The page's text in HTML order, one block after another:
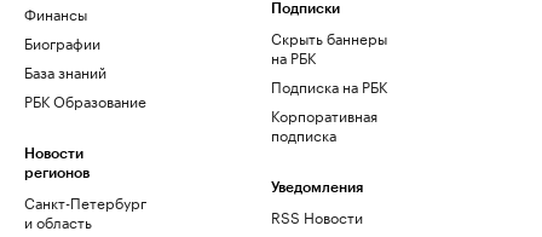
Финансы
Биографии
База знаний
РБК Образование
Новости
регионов
Санкт-Петербург
и область
Подписки
Скрыть баннеры
на РБК
Подписка на РБК
Корпоративная
подписка
Уведомления
RSS Новости